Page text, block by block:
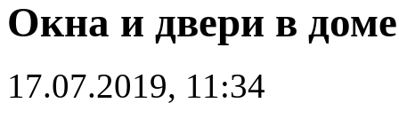
Окна и двери в
17.07.2019, 11:34